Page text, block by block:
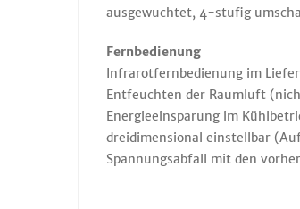
ausgewuchtet, 4-stufig
Fernbedienung
Infrarotfernbedienung im
Entfeuchten der Raumluft
Energieeinsparung im
dreidimensional einstellbar
Spannungsabfall mit den